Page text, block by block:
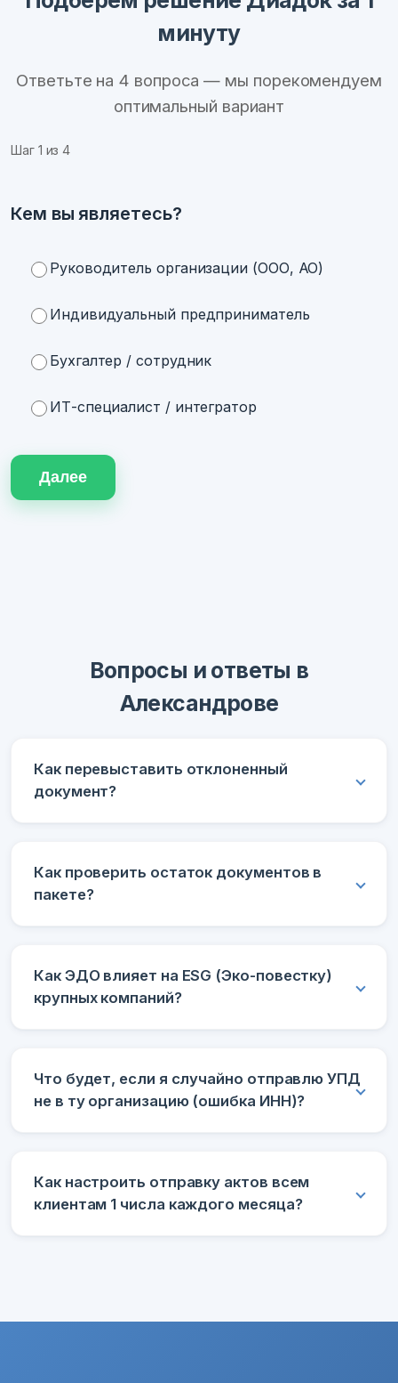
минуту
Ответьте на 4 вопроса — мы порекомендуем
оптимальный вариант
Шаг 1 из 4
Кем вы являетесь?
Руководитель организации (ООО, АО)
Индивидуальный предприниматель
Бухгалтер / сотрудник
ИТ-специалист / интегратор
Далее
Вопросы и ответы в
Александрове
Как перевыставить отклоненный
документ?
Как проверить остаток документов в
пакете?
Как ЭДО влияет на ESG (Эко-повестку)
крупных компаний?
Что будет, если я случайно отправлю УПД
не в ту организацию (ошибка ИНН)?
Как настроить отправку актов всем
клиентам 1 числа каждого месяца?